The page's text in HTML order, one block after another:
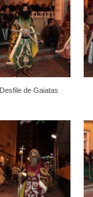
Desfile de Gaiatas